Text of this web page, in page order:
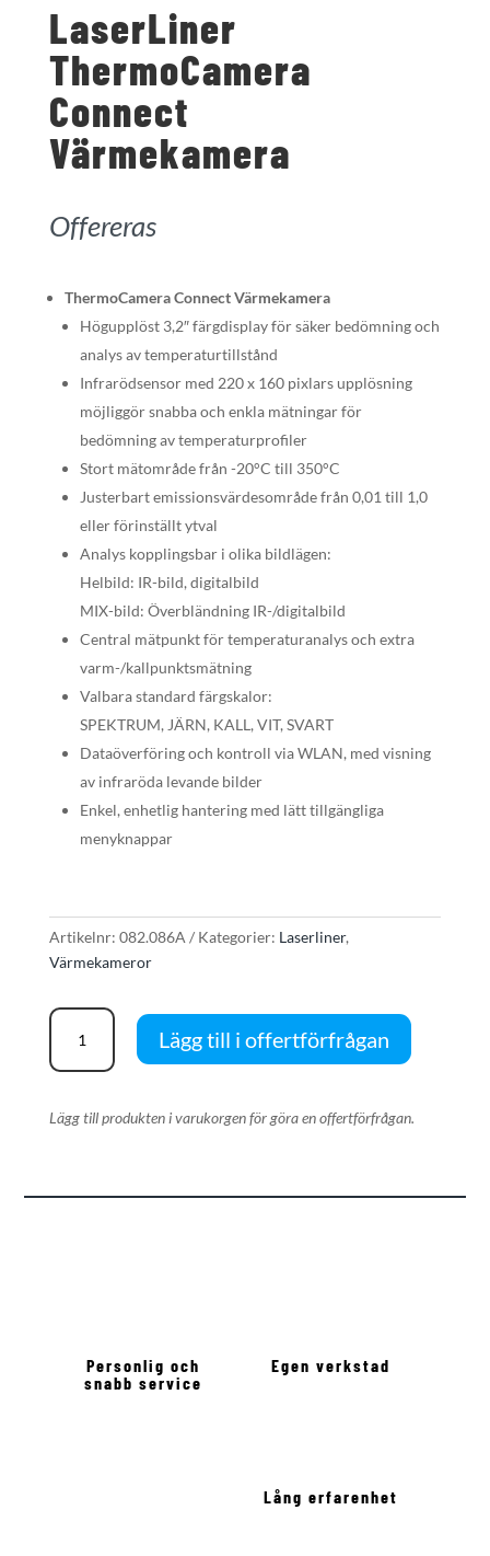
LaserLiner
ThermoCamera
Connect
Värmekamera
Offereras
ThermoCamera Connect Värmekamera
Högupplöst 3,2″ färgdisplay för säker bedömning och
analys av temperaturtillstånd
Infrarödsensor med 220 x 160 pixlars upplösning
möjliggör snabba och enkla mätningar för
bedömning av temperaturprofiler
Stort mätområde från -20°C till 350°C
Justerbart emissionsvärdesområde från 0,01 till 1,0
eller förinställt ytval
Analys kopplingsbar i olika bildlägen:
Helbild: IR-bild, digitalbild
MIX-bild: Överbländning IR-/digitalbild
Central mätpunkt för temperaturanalys och extra
varm-/kallpunktsmätning
Valbara standard färgskalor:
SPEKTRUM, JÄRN, KALL, VIT, SVART
Dataöverföring och kontroll via WLAN, med visning
av infraröda levande bilder
Enkel, enhetlig hantering med lätt tillgängliga
menyknappar
Artikelnr: 082.086A Kategorier: Laserliner,
Värmekameror
LaserLiner
ThermoCamera
Connect
mängd
Lägg till i offertförfrågan
Lägg till produkten i varukorgen för göra en offertförfrågan.
Personlig och
snabb service
Egen verkstad
Lång erfarenhet